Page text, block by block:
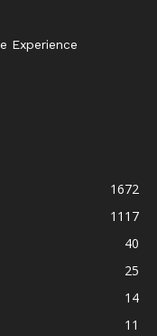
Experience
1672
1117
40
25
14
11